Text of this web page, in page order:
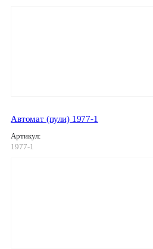
Автомат (пули) 1977-1
Артикул:
1977-1